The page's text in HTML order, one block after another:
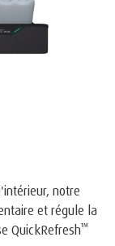
notre
et régule la
QuickRefresh™